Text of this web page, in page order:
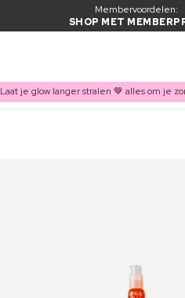
Membervoordelen:
SHOP MET
Laat je glow langer stralen 🤎 alles om je